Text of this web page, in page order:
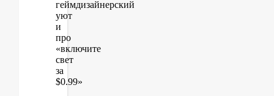
геймдизайнерский
уют
и
про
«включите
свет
за
$0.99»